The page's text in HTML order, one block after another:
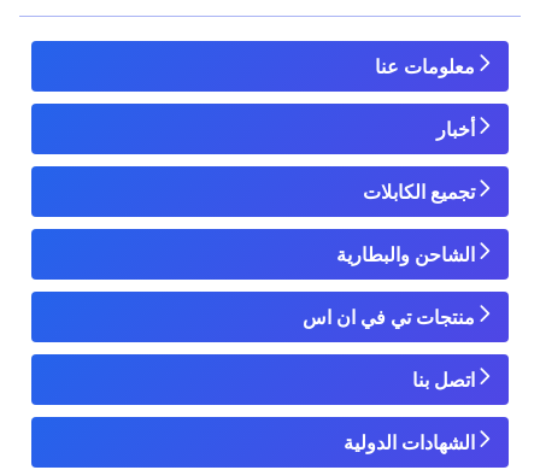
معلومات عنا
أخبار
تجميع الكابلات
الشاحن والبطارية
منتجات تي في ان اس
اتصل بنا
الشهادات الدولية